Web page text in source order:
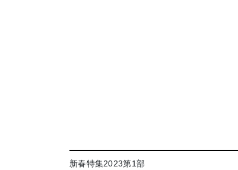
新春特集2023第1部